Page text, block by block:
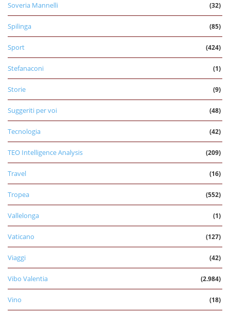
Soveria Mannelli (32)
Spilinga (85)
Sport (424)
Stefanaconi (1)
Storie (9)
Suggeriti per voi (48)
Tecnologia (42)
TEO Intelligence Analysis (209)
Travel (16)
Tropea (552)
Vallelonga (1)
Vaticano (127)
Viaggi (42)
Vibo Valentia (2.984)
Vino (18)